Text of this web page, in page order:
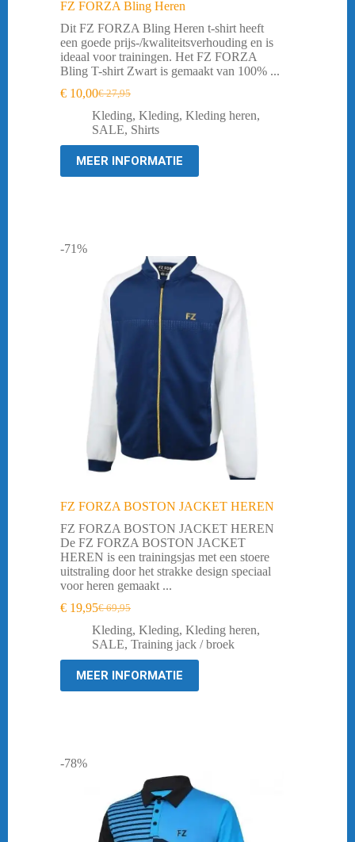
FZ FORZA Bling Heren
Dit FZ FORZA Bling Heren t-shirt heeft
een goede prijs-/kwaliteitsverhouding en is
ideaal voor trainingen. Het FZ FORZA
Bling T-shirt Zwart is gemaakt van 100% ...
€27,95
Oorspronkelijke
prijs
was:
€ 27,95.
€ 10,00Huidige
prijs
is:
€ 10,00.
Kleding, Kleding, Kleding heren,
SALE, Shirts
MEER INFORMATIE
-71%
FZ FORZA BOSTON JACKET HEREN
FZ FORZA BOSTON JACKET HEREN
De FZ FORZA BOSTON JACKET
HEREN is een trainingsjas met een stoere
uitstraling door het strakke design speciaal
voor heren gemaakt ...
€69,95
Oorspronkelijke
prijs
was:
€ 69,95.
€ 19,95Huidige
prijs
is:
€ 19,95.
Kleding, Kleding, Kleding heren,
SALE, Training jack / broek
MEER INFORMATIE
-78%